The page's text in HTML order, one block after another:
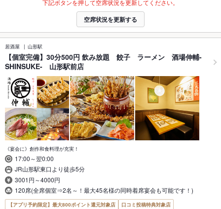
下記ボタンを押して空席状況を更新してください。
空席状況を更新する
居酒屋 山形駅
【個室完備】30分500円 飲み放題 餃子 ラーメン 酒場伸輔-
SHINSUKE- 山形駅前店
《宴会に》創作和食料理が充実！
17:00～翌0:00
JR山形駅東口より徒歩5分
3001円～4000円
120席(全席個室⇒2名～！最大45名様の同時着席宴会も可能です！)
【アプリ予約限定】最大800ポイント還元対象店
口コミ投稿特典対象店